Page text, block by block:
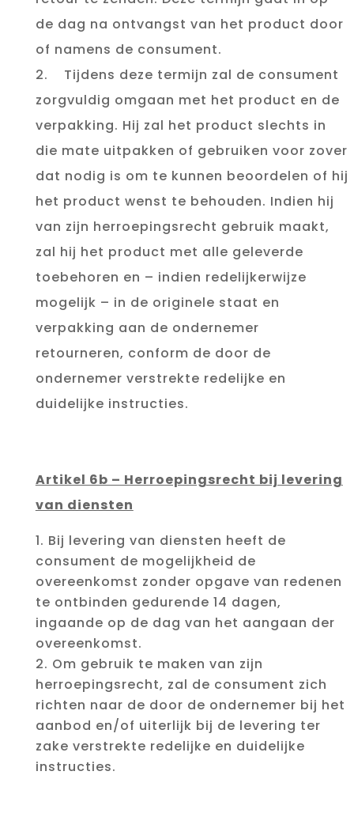
de dag na ontvangst van het product door
of namens de consument.
2. Tijdens deze termijn zal de consument
zorgvuldig omgaan met het product en de
verpakking. Hij zal het product slechts in
die mate uitpakken of gebruiken voor zover
dat nodig is om te kunnen beoordelen of hij
het product wenst te behouden. Indien hij
van zijn herroepingsrecht gebruik maakt,
zal hij het product met alle geleverde
toebehoren en – indien redelijkerwijze
mogelijk – in de originele staat en
verpakking aan de ondernemer
retourneren, conform de door de
ondernemer verstrekte redelijke en
duidelijke instructies.
Artikel 6b – Herroepingsrecht bij levering
van diensten
Bij levering van diensten heeft de
consument de mogelijkheid de
overeenkomst zonder opgave van redenen
te ontbinden gedurende 14 dagen,
ingaande op de dag van het aangaan der
overeenkomst.
Om gebruik te maken van zijn
herroepingsrecht, zal de consument zich
richten naar de door de ondernemer bij het
aanbod en/of uiterlijk bij de levering ter
zake verstrekte redelijke en duidelijke
instructies.